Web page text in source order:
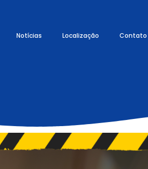
Notícias Localização Contato